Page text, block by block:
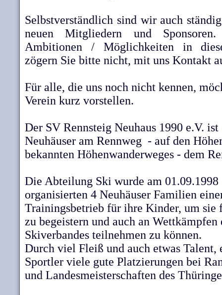
Selbstverständlich sind wir auch
neuen Mitgliedern und
Ambitionen / Möglichkeiten in
zögern Sie bitte nicht, mit uns Kontakt
Für alle, die uns noch nicht kennen,
Verein kurz vorstellen.
Der SV Rennsteig Neuhaus 1990 e.V.
Neuhäuser am Rennweg - auf den
bekannten Höhenwanderweges - dem
Die Abteilung Ski wurde am 01.09.1998
organisierten 4 Neuhäuser Familien
Trainingsbetrieb für ihre Kinder, um sie
zu begeistern und auch an Wettkämpfen
Skiverbandes teilnehmen zu können.
Durch viel Fleiß und auch etwas Talent,
Sportler viele gute Platzierungen bei
und Landesmeisterschaften des